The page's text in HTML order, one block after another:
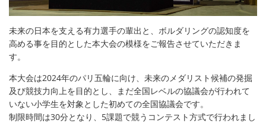
未来の日本を支える有力選手の輩出と、ボルダリングの認知度を
高める事を目的とした本大会の模様をご報告させていただきま
す。
本大会は2024年のパリ五輪に向け、未来のメダリスト候補の発掘
及び競技力向上を目的とし、まだ全国レベルの協議会が行われて
いない小学生を対象とした初めての全国協議会です。
制限時間は30分となり、5課題で競うコンテスト方式で行われまし